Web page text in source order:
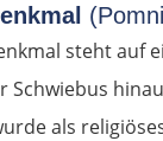
steht
Schwiebus
als